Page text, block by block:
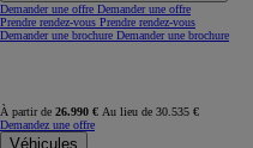
Demander une offre Demander une offre
Prendre rendez-vous Prendre rendez-vous
Demander une brochure Demander une brochure
À partir de 26.990 € Au lieu de 30.535 €
Demandez une offre
Véhicules